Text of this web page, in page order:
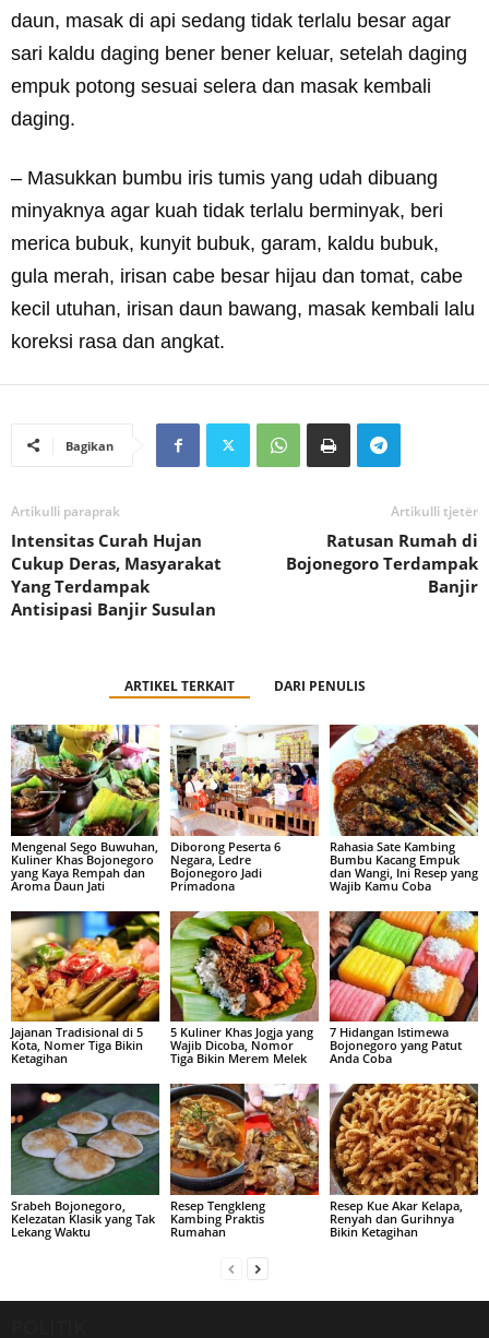
daun, masak di api sedang tidak terlalu besar agar
sari kaldu daging bener bener keluar, setelah daging
empuk potong sesuai selera dan masak kembali
daging.
– Masukkan bumbu iris tumis yang udah dibuang
minyaknya agar kuah tidak terlalu berminyak, beri
merica bubuk, kunyit bubuk, garam, kaldu bubuk,
gula merah, irisan cabe besar hijau dan tomat, cabe
kecil utuhan, irisan daun bawang, masak kembali lalu
koreksi rasa dan angkat.
Bagikan
Artikulli paraprak
Intensitas Curah Hujan
Cukup Deras, Masyarakat
Yang Terdampak
Antisipasi Banjir Susulan
Artikulli tjetër
Ratusan Rumah di
Bojonegoro Terdampak
Banjir
ARTIKEL TERKAIT DARI PENULIS
Mengenal Sego Buwuhan,
Kuliner Khas Bojonegoro
yang Kaya Rempah dan
Aroma Daun Jati
Diborong Peserta 6
Negara, Ledre
Bojonegoro Jadi
Primadona
Rahasia Sate Kambing
Bumbu Kacang Empuk
dan Wangi, Ini Resep yang
Wajib Kamu Coba
Jajanan Tradisional di 5
Kota, Nomer Tiga Bikin
Ketagihan
5 Kuliner Khas Jogja yang
Wajib Dicoba, Nomor
Tiga Bikin Merem Melek
7 Hidangan Istimewa
Bojonegoro yang Patut
Anda Coba
Srabeh Bojonegoro,
Kelezatan Klasik yang Tak
Lekang Waktu
Resep Tengkleng
Kambing Praktis
Rumahan
Resep Kue Akar Kelapa,
Renyah dan Gurihnya
Bikin Ketagihan